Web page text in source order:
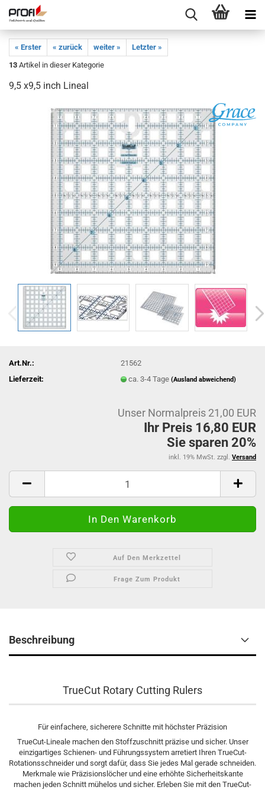
« Erster « zurück weiter »
Letzter »
13 Artikel in dieser Kategorie
9,5 x9,5 inch Lineal
Art.Nr.:
21562
Lieferzeit:
ca. 3-4 Tage(Ausland abweichend)
Unser Normalpreis 21,00 EUR
Ihr Preis 16,80 EUR
Sie sparen 20%
inkl. 19% MwSt. zzgl. Versand
Auf Den Merkzettel
Frage Zum Produkt
Beschreibung
TrueCut Rotary Cutting Rulers
Für einfachere, sicherere Schnitte mit höchster Präzision
TrueCut-Lineale machen den Stoffzuschnitt präzise und sicher. Unser
einzigartiges Schienen- und Führungssystem arretiert Ihren TrueCut-
Rotationsschneider und sorgt dafür, dass Sie jedes Mal gerade schneiden.
Merkmale wie Präzisionslöcher und eine erhöhte Sicherheitskante
machen jeden Schnitt mühelos und sicher. Erleben Sie mit den TrueCut-